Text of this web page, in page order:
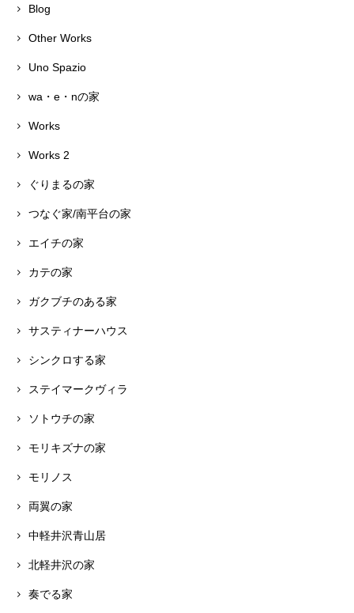
Blog
Other Works
Uno Spazio
wa・e・nの家
Works
Works 2
ぐりまるの家
つなぐ家/南平台の家
エイチの家
カテの家
ガクブチのある家
サスティナーハウス
シンクロする家
ステイマークヴィラ
ソトウチの家
モリキズナの家
モリノス
両翼の家
中軽井沢青山居
北軽井沢の家
奏でる家